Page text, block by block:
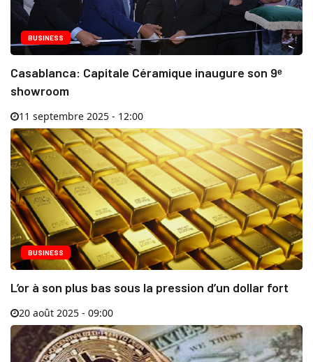
BUSINESS
Casablanca: Capitale Céramique inaugure son 9ᵉ
showroom
11 septembre 2025 - 12:00
BUSINESS
L’or à son plus bas sous la pression d’un dollar fort
20 août 2025 - 09:00